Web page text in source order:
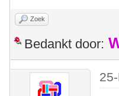
Zoek
Bedankt door: